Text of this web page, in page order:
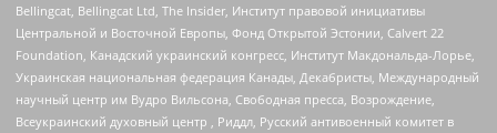
Bellingcat, Bellingcat Ltd, The Insider, Институт правовой инициативы
Центральной и Восточной Европы, Фонд Открытой Эстонии, Calvert 22
Foundation, Канадский украинский конгресс, Институт Макдональда-Лорье,
Украинская национальная федерация Канады, Декабристы, Международный
научный центр им Вудро Вильсона, Свободная пресса, Возрождение,
Всеукраинский духовный центр , Риддл, Русский антивоенный комитет в